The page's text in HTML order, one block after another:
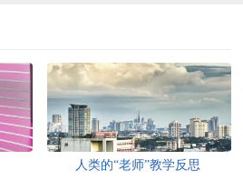
人类的“老师”教学反思